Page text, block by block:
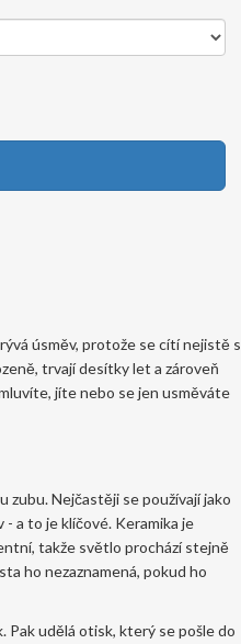
úsměv, protože se cítí nejistě s
trvají desítky let a zároveň
jíte nebo se jen usměváte
Nejčastěji se používají jako
a to je klíčové. Keramika je
takže světlo prochází stejně
ho nezaznamená, pokud ho
Pak udělá otisk, který se pošle do